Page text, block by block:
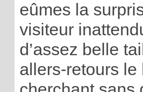
eûmes la
visiteur
d’assez belle
allers-retours